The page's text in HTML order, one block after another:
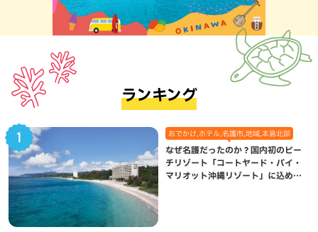
ランキング
おでかけ,ホテル,名護市,地域,本島北部
なぜ名護だったのか？国内初のビー
チリゾート「コートヤード・バイ・
マリオット沖縄リゾート」に込めら